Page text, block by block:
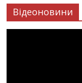
Відеоновини